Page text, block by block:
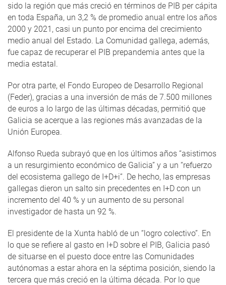
sido la región que más creció en términos de PIB per cápita
en toda España, un 3,2 % de promedio anual entre los años
2000 y 2021, casi un punto por encima del crecimiento
medio anual del Estado. La Comunidad gallega, además,
fue capaz de recuperar el PIB prepandemia antes que la
media estatal.
Por otra parte, el Fondo Europeo de Desarrollo Regional
(Feder), gracias a una inversión de más de 7.500 millones
de euros a lo largo de las últimas décadas, permitió que
Galicia se acerque a las regiones más avanzadas de la
Unión Europea.
Alfonso Rueda subrayó que en los últimos años “asistimos
a un resurgimiento económico de Galicia” y a un “refuerzo
del ecosistema gallego de I+D+i”. De hecho, las empresas
gallegas dieron un salto sin precedentes en I+D con un
incremento del 40 % y un aumento de su personal
investigador de hasta un 92 %.
El presidente de la Xunta habló de un “logro colectivo”. En
lo que se refiere al gasto en I+D sobre el PIB, Galicia pasó
de situarse en el puesto doce entre las Comunidades
autónomas a estar ahora en la séptima posición, siendo la
tercera que más creció en la última década. Por lo que